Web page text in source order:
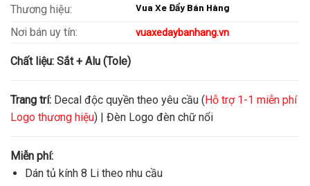
Thương hiệu:
Vua Xe Đẩy Bán Hàng
Nơi bán uy tín: vuaxedaybanhang.vn
Chất liệu: Sắt + Alu (Tole)
Trang trí: Decal độc quyền theo yêu cầu (Hỗ trợ 1-1 miễn phí
Logo thương hiệu) | Đèn Logo đèn chữ nổi
Miễn phí:
Dán tủ kính 8 Li theo nhu cầu